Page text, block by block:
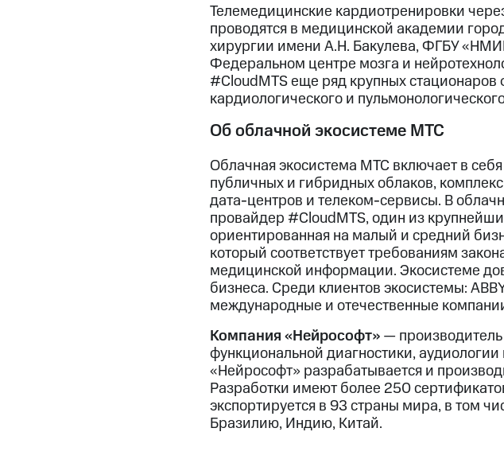
Телемедицинские кардиотренировки
проводятся в медицинской академии
хирургии имени А.Н. Бакулева, ФГБУ
Федеральном центре мозга и
#CloudMTS еще ряд крупных стационаров
кардиологического и
Об облачной экосистеме МТС
Облачная экосистема МТС включает в
публичных и гибридных облаков,
дата-центров и телеком-сервисы. В
провайдер #CloudMTS, один из
ориентированная на малый и средний
который соответствует требованиям
медицинской информации. Экосистеме
бизнеса. Среди клиентов экосистемы:
международные и отечественные
Компания «Нейрософт»—
функциональной диагностики,
«Нейрософт» разрабатывается и
Разработки имеют более 250
экспортируется в 93 страны мира, в том
Бразилию, Индию, Китай.